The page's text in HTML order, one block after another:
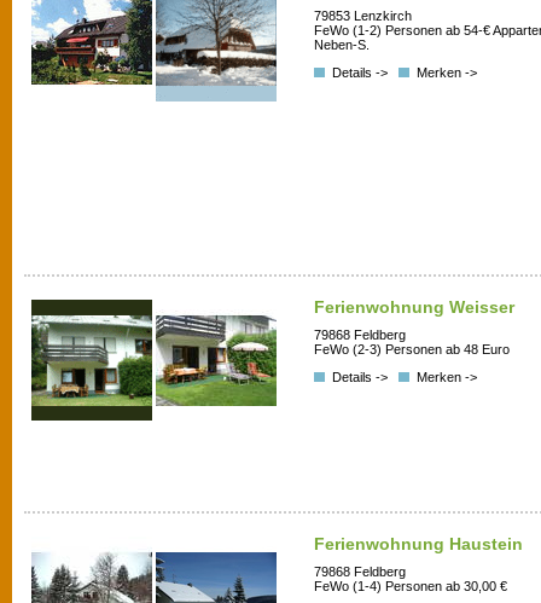
79853 Lenzkirch
FeWo (1-2) Personen ab 54-€
Neben-S.
Details ->
Merken ->
Ferienwohnung Weisser
79868 Feldberg
FeWo (2-3) Personen ab 48 Euro
Details ->
Merken ->
Ferienwohnung Haustein
79868 Feldberg
FeWo (1-4) Personen ab 30,00 €